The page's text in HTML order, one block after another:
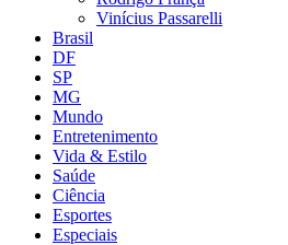
Vinícius Passarelli
Brasil
DF
SP
MG
Mundo
Entretenimento
Vida & Estilo
Saúde
Ciência
Esportes
Especiais